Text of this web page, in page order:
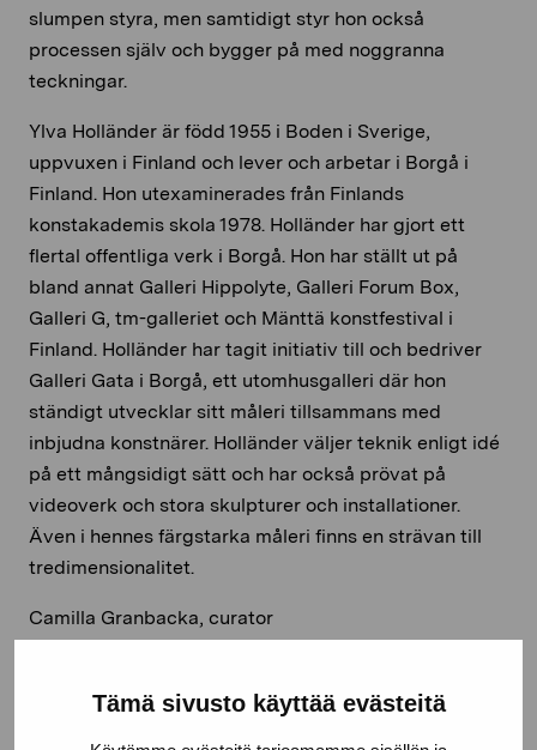
Tämä sivusto käyttää evästeitä
slumpen styra, men samtidigt styr hon också
processen själv och bygger på med noggranna
teckningar.
Ylva Holländer är född 1955 i Boden i Sverige,
uppvuxen i Finland och lever och arbetar i Borgå i
Finland. Hon utexaminerades från Finlands
konstakademis skola 1978. Holländer har gjort ett
flertal offentliga verk i Borgå. Hon har ställt ut på
bland annat Galleri Hippolyte, Galleri Forum Box,
Galleri G, tm-galleriet och Mänttä konstfestival i
Finland. Holländer har tagit initiativ till och bedriver
Galleri Gata i Borgå, ett utomhusgalleri där hon
ständigt utvecklar sitt måleri tillsammans med
inbjudna konstnärer. Holländer väljer teknik enligt idé
på ett mångsidigt sätt och har också prövat på
videoverk och stora skulpturer och installationer.
Även i hennes färgstarka måleri finns en strävan till
tredimensionalitet.
Camilla Granbacka, curator
https://proartibus.fi/ylva-hollander-finlandsinstitutet-